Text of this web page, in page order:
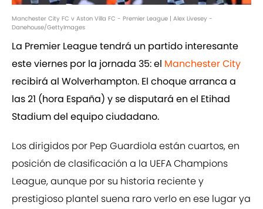
Manchester City FC v Aston Villa FC - Premier League | Alex Livesey -
Danehouse/GettyImages
La Premier League tendrá un partido interesante
este viernes por la jornada 35: el Manchester City
recibirá al Wolverhampton. El choque arranca a
las 21 (hora España) y se disputará en el Etihad
Stadium del equipo ciudadano.
Los dirigidos por Pep Guardiola están cuartos, en
posición de clasificación a la UEFA Champions
League, aunque por su historia reciente y
prestigioso plantel suena raro verlo en ese lugar ya